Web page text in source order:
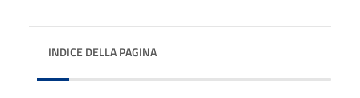
INDICE DELLA PAGINA